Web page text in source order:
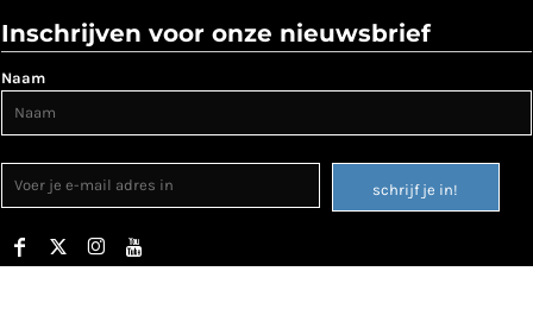
Inschrijven voor onze nieuwsbrief
Naam
schrijf je in!